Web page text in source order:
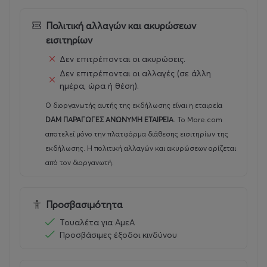
ξεχωριστόFood & Wine Party για όλους, όπου οι
επισκέπτες θα απολαύσουν επιλεγμένες γεύσεις,
ετικέτες κρασιών από την Ελλάδα και το εξωτερικό.
Gastrosophy Fest powered by Protergia
εμπνευσμένο από τονΣπύρο και τον Βαγγέλη Λιάκο
αποτελεί μια πλατφόρμα διαλόγου και εμπειριών που
συνδέει τη γαστρονομία με τον πολιτισμό, τη
βιωσιμότητα, την επιχειρηματικότητα, τον τουρισμό και
τη σύγχρονη ελληνική ταυτότητα.
powered by Protergiaκαι ζήσε από κοντά μια ημέρα
γεμάτη γεύσεις, έμπνευση και μοναδικές εμπειρίες.
Πολιτική αλλαγών και ακυρώσεων
εισιτηρίων
Δεν επιτρέπονται οι ακυρώσεις.
Δεν επιτρέπονται οι αλλαγές (σε άλλη
ημέρα, ώρα ή θέση).
Ο διοργανωτής αυτής της εκδήλωσης είναι η εταιρεία
DAM ΠΑΡΑΓΩΓΕΣ ΑΝΩΝΥΜΗ ΕΤΑΙΡΕΙΑ. Το More.com
αποτελεί μόνο την πλατφόρμα διάθεσης εισιτηρίων της
εκδήλωσης. Η πολιτική αλλαγών και ακυρώσεων ορίζεται
από τον διοργανωτή.
Προσβασιμότητα
Τουαλέτα για ΑμεΑ
Προσβάσιμες έξοδοι κινδύνου